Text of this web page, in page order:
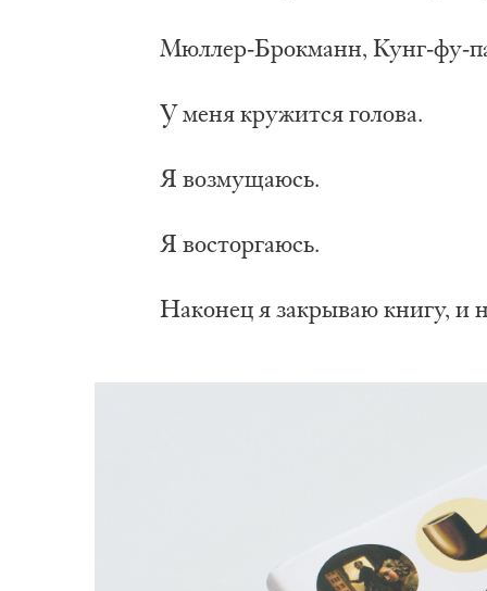
Мюл­лер-Брок­манн, Кунг-фу-
У ме­ня кру­жит­ся го­ло­ва.
Я воз­му­ща­юсь.
Я вос­тор­га­юсь.
На­ко­нец я за­кры­ваю кни­гу, и